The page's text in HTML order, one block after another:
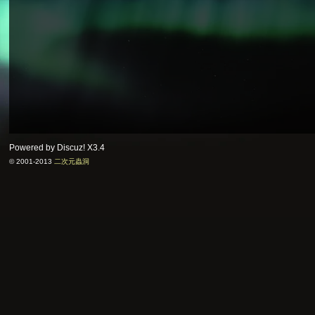
Powered by Discuz!X3.4
© 2001-2013 二次元蟲洞